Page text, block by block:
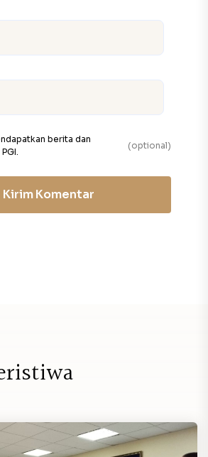
berita dan
(optional)
Kirim Komentar
ristiwa